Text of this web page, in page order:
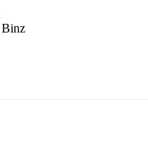
Binz